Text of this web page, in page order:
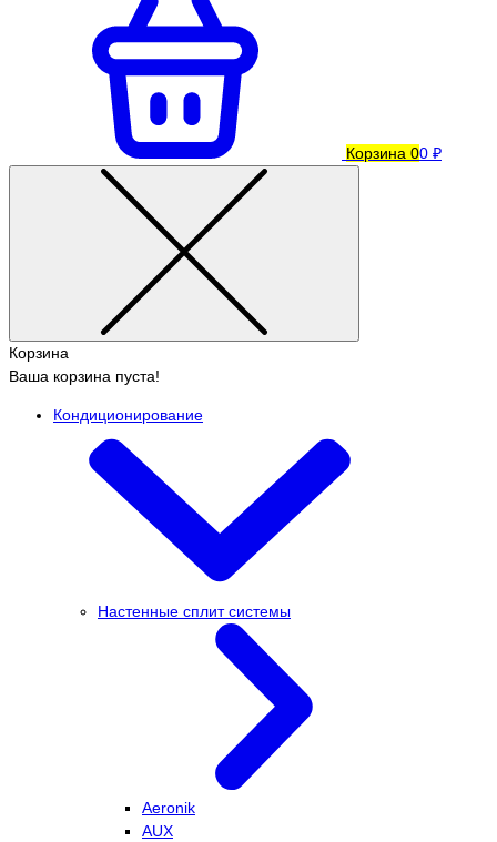
Корзина 00 ₽
Корзина
Ваша корзина пуста!
Кондиционирование
Настенные сплит системы
Aeronik
AUX